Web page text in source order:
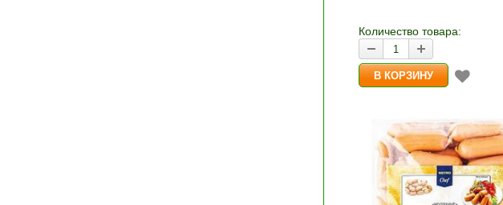
Количество товара: